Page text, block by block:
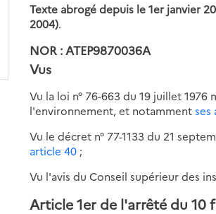
Texte abrogé depuis le 1er janvier
2004).
NOR : ATEP9870036A
Vus
Vu la loi n° 76-663 du 19 juillet
l'environnement, et notammentses
Vu le décret n° 77-1133 du 21
article 40 ;
Vu l'avis du Conseil supérieur des
Article 1er de l'arrêté du 10